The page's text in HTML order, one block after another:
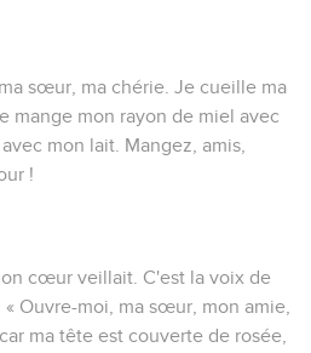
sœur, ma chérie. Je cueille ma
mange mon rayon de miel avec
mon lait. Mangez, amis,
!
cœur veillait. C'est la voix de
Ouvre-moi, ma sœur, mon amie,
ma tête est couverte de rosée,